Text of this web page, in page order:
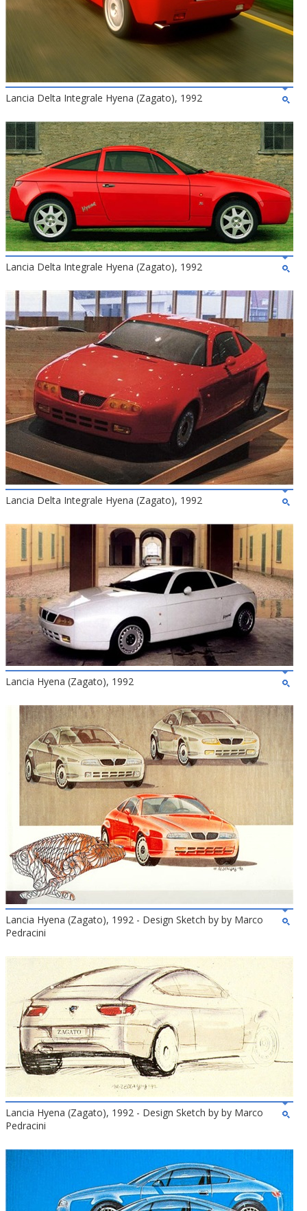
Lancia Delta Integrale Hyena (Zagato), 1992
Lancia Delta Integrale Hyena (Zagato), 1992
Lancia Delta Integrale Hyena (Zagato), 1992
Lancia Hyena (Zagato), 1992
Lancia Hyena (Zagato), 1992 - Design Sketch by by Marco
Pedracini
Lancia Hyena (Zagato), 1992 - Design Sketch by by Marco
Pedracini